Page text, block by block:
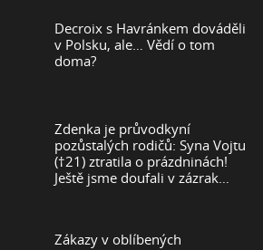
Decroix s Havránkem dováděli
v Polsku, ale… Vědí o tom
doma?
Zdenka je průvodkyní
pozůstalých rodičů: Syna Vojtu
(†21) ztratila o prázdninách!
Ještě jsme doufali v zázrak…
Zákazy v oblíbených